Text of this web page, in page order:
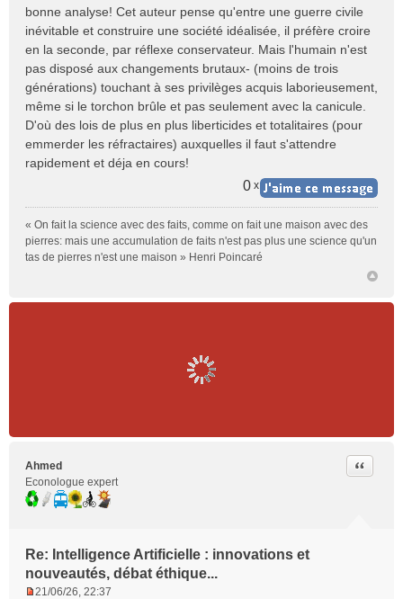
s
s
a
g
e
n
n
l
u
bonne analyse! Cet auteur pense qu'entre une guerre civile
inévitable et construire une société idéalisée, il préfère croire
en la seconde, par réflexe conservateur. Mais l'humain n'est
pas disposé aux changements brutaux- (moins de trois
générations) touchant à ses privilèges acquis laborieusement,
même si le torchon brûle et pas seulement avec la canicule.
D'où des lois de plus en plus liberticides et totalitaires (pour
emmerder les réfractaires) auxquelles il faut s'attendre
rapidement et déja en cours!
0 x
« On fait la science avec des faits, comme on fait une maison avec des
pierres: mais une accumulation de faits n'est pas plus une science qu'un
tas de pierres n'est une maison » Henri Poincaré
Ahmed
Econologue expert
Re: Intelligence Artificielle : innovations et
nouveautés, débat éthique...
Citer
21/06/26, 22:37